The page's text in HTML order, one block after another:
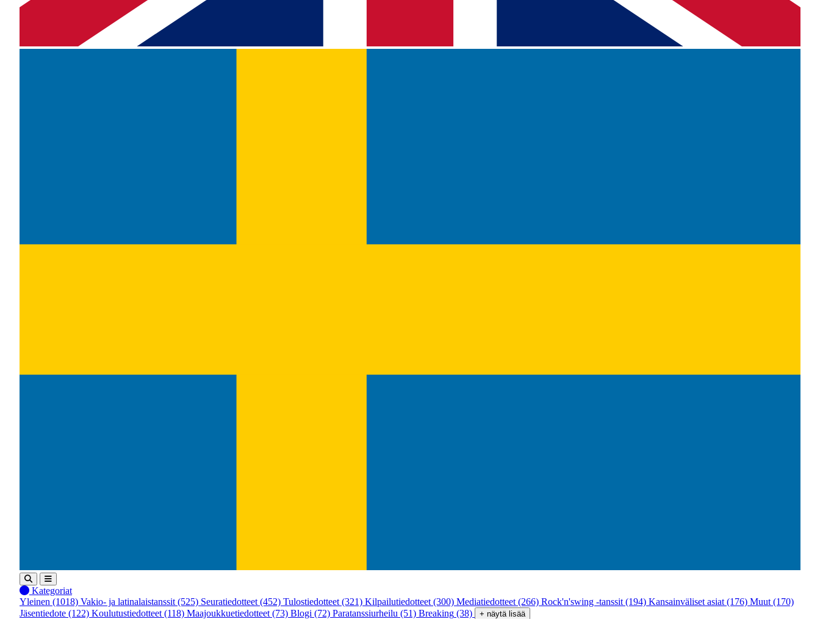
Kategoriat
Yleinen (1018) Vakio- ja latinalaistanssit (525) Seuratiedotteet (452) Tulostiedotteet (321) Kilpailutiedotteet (300) Mediatiedotteet (266) Rock'n'swing -tanssit (194) Kansainväliset asiat (176) Muut (170)
Jäsentiedote (122) Koulutustiedotteet (118) Maajoukkuetiedotteet (73) Blogi (72) Paratanssiurheilu (51) Breaking (38) + näytä lisää